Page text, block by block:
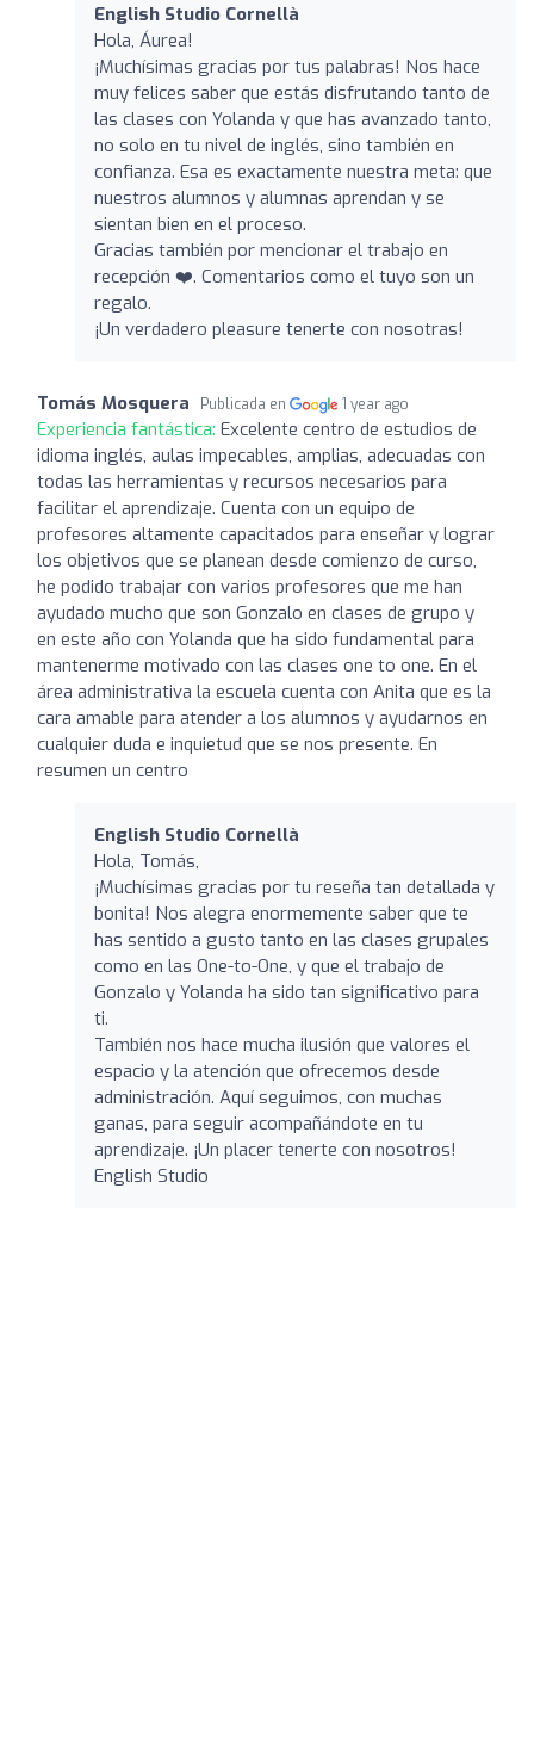
English Studio Cornellà
Hola, Áurea!
¡Muchísimas gracias por tus palabras! Nos hace
muy felices saber que estás disfrutando tanto de
las clases con Yolanda y que has avanzado tanto,
no solo en tu nivel de inglés, sino también en
confianza. Esa es exactamente nuestra meta: que
nuestros alumnos y alumnas aprendan y se
sientan bien en el proceso.
Gracias también por mencionar el trabajo en
recepción ❤️. Comentarios como el tuyo son un
regalo.
¡Un verdadero pleasure tenerte con nosotras!
Tomás Mosquera Publicada en 1 year ago
Experiencia fantástica: Excelente centro de estudios de
idioma inglés, aulas impecables, amplias, adecuadas con
todas las herramientas y recursos necesarios para
facilitar el aprendizaje. Cuenta con un equipo de
profesores altamente capacitados para enseñar y lograr
los objetivos que se planean desde comienzo de curso,
he podido trabajar con varios profesores que me han
ayudado mucho que son Gonzalo en clases de grupo y
en este año con Yolanda que ha sido fundamental para
mantenerme motivado con las clases one to one. En el
área administrativa la escuela cuenta con Anita que es la
cara amable para atender a los alumnos y ayudarnos en
cualquier duda e inquietud que se nos presente. En
resumen un centro
English Studio Cornellà
Hola, Tomás,
¡Muchísimas gracias por tu reseña tan detallada y
bonita! Nos alegra enormemente saber que te
has sentido a gusto tanto en las clases grupales
como en las One-to-One, y que el trabajo de
Gonzalo y Yolanda ha sido tan significativo para
ti.
También nos hace mucha ilusión que valores el
espacio y la atención que ofrecemos desde
administración. Aquí seguimos, con muchas
ganas, para seguir acompañándote en tu
aprendizaje. ¡Un placer tenerte con nosotros!
English Studio